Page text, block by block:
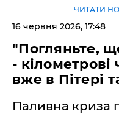
ЧИТАТИ
16 червня 2026, 17:48
​"Погляньте,
-
вже в Пітері
Паливна криза